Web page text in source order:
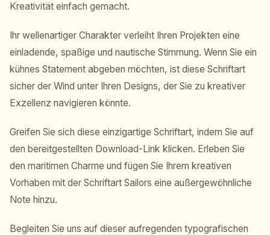
Kreativität einfach gemacht.
Ihr wellenartiger Charakter verleiht Ihren Projekten eine
einladende, spaßige und nautische Stimmung. Wenn Sie ein
kühnes Statement abgeben möchten, ist diese Schriftart
sicher der Wind unter Ihren Designs, der Sie zu kreativer
Exzellenz navigieren könnte.
Greifen Sie sich diese einzigartige Schriftart, indem Sie auf
den bereitgestellten Download-Link klicken. Erleben Sie
den maritimen Charme und fügen Sie Ihrem kreativen
Vorhaben mit der Schriftart Sailors eine außergewöhnliche
Note hinzu.
Begleiten Sie uns auf dieser aufregenden typografischen